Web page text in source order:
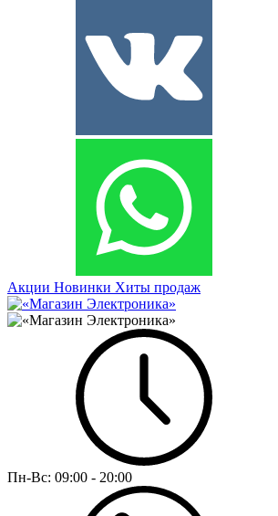
Акции Новинки Хиты продаж
Пн-Вс: 09:00 - 20:00